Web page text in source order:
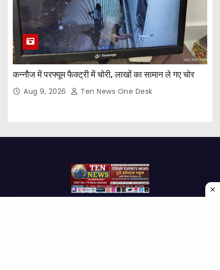
कन्नौज में परफ्यूम फैक्ट्री में चोरी, लाखों का सामान ले गए चोर
Aug 9, 2026 Ten News One Desk